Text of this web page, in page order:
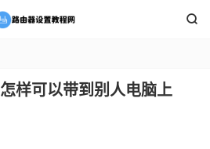

样可以带到别人电脑上